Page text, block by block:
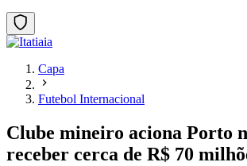
Capa
Futebol Internacional
Clube mineiro aciona Porto
receber cerca de R$ 70